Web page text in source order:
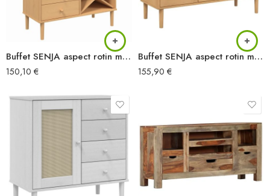
Buffet SENJA aspect rotin marron 90x40x112cm bois massif de pin
150,10 €
Buffet SENJA aspect rotin marron 112x40x80cm bois massif de pin
155,90 €